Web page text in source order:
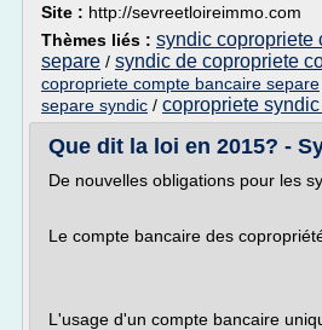
Site : http://sevreetloireimmo.com
Thèmes liés : syndic copropriete
separe / syndic de copropriete
copropriete compte bancaire separe
separe syndic / copropriete
Que dit la loi en 2015? -
De nouvelles obligations pour les
Le compte bancaire des
L'usage d'un compte bancaire